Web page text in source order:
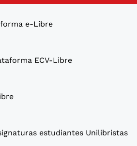
e-Libre
ECV-Libre
estudiantes Unilibristas